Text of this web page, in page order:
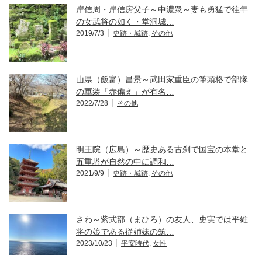
岸信周・岸信房父子～中濃衆～妻も勇猛で往年
の女武将の如く・堂洞城…
2019/7/3 史跡・城跡 その他
山県（飯富）昌景～武田家重臣の筆頭格で部隊
の軍装「赤備え」が有名…
2022/7/28 その他
明王院（広島）～歴史ある古刹で国宝の本堂と
五重塔が自然の中に調和…
2021/9/9 史跡・城跡 その他
さわ～紫式部（まひろ）の友人、史実では平維
将の娘である従姉妹の筑…
2023/10/23 平安時代 女性